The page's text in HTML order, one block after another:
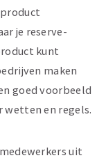
je reserve-
kunt
maken
goed voorbeeld
wetten en regels.
uit